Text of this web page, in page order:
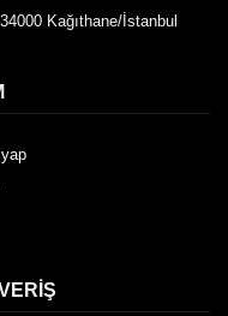
Kağıthane/İstanbul